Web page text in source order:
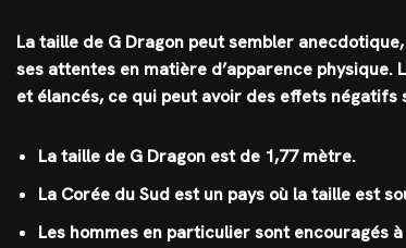
La taille de G Dragon peut sembler
ses attentes en matière d’apparence
et élancés, ce qui peut avoir des effets négatifs
La taille de G Dragon est de 1,77 mètre.
La Corée du Sud est un pays où la taille est
Les hommes en particulier sont encouragés